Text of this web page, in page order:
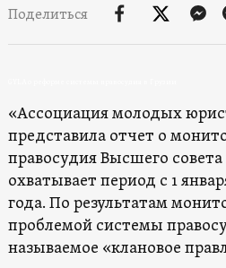
Поделиться
«Ассоциация молодых
представила отчет о
правосудия Высшего
охватывает период с 1
года. По результатам
проблемой системы
называемое «клановое